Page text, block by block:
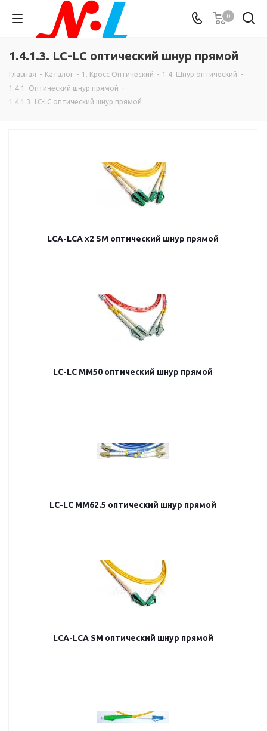
0
1.4.1.3. LC-LC оптический шнур прямой
Главная - Каталог - 1. Кросс Оптический - 1.4. Шнур оптический -
1.4.1. Оптический шнур прямой -
1.4.1.3. LC-LC оптический шнур прямой
LCA-LCA х2 SM оптический шнур прямой
LC-LC MM50 оптический шнур прямой
LC-LC MM62.5 оптический шнур прямой
LCA-LCA SM оптический шнур прямой